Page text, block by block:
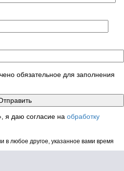
обязательное для заполнения
я даю согласие на обработку
в любое другое, указанное вами время